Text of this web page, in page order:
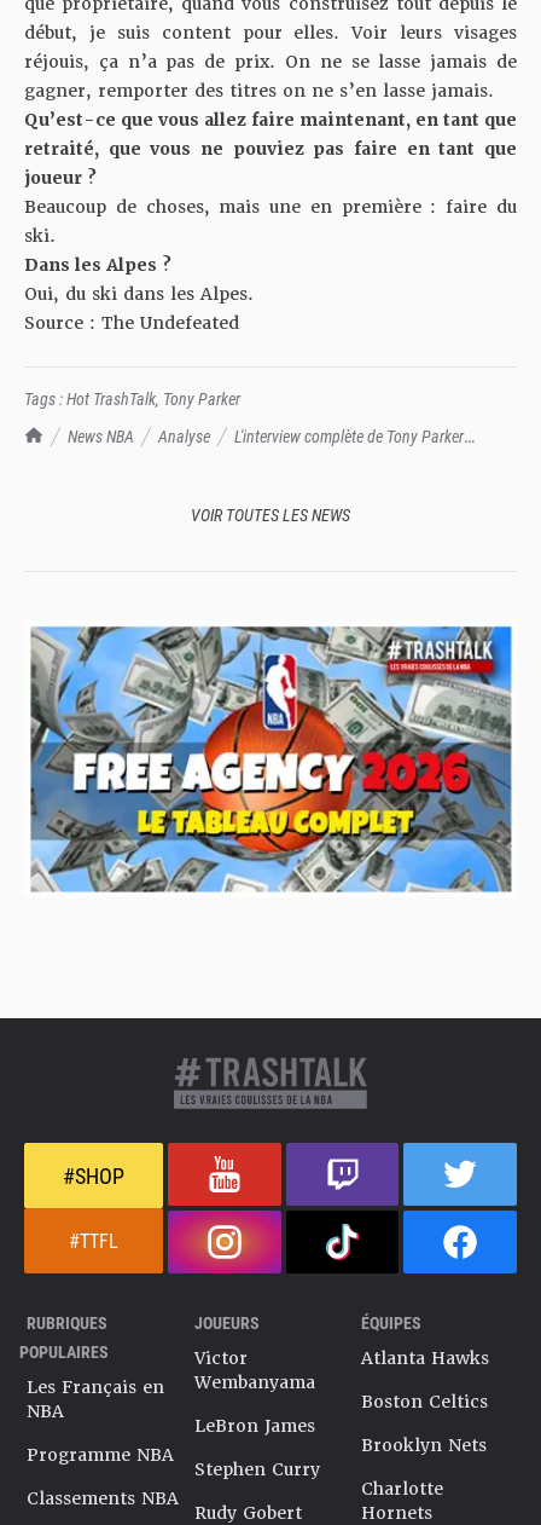
TrashTalk Actu NBA
News NBA Analyse
L'interview complète de Tony Parker
début, je suis content pour elles. Voir leurs visages
réjouis, ça n’a pas de prix. On ne se lasse jamais de
gagner, remporter des titres on ne s’en lasse jamais.
Qu’est-ce que vous allez faire maintenant, en tant que
retraité, que vous ne pouviez pas faire en tant que
joueur ?
Beaucoup de choses, mais une en première : faire du
ski.
Dans les Alpes ?
Oui, du ski dans les Alpes.
Source : The Undefeated
Tags :Hot TrashTalk, Tony Parker
VOIR TOUTES LES NEWS
#SHOP
#TTFL
RUBRIQUES
POPULAIRES
Les Français en
NBA
Programme NBA
Classements NBA
JOUEURS
Victor
Wembanyama
LeBron James
Stephen Curry
Rudy Gobert
ÉQUIPES
Atlanta Hawks
Boston Celtics
Brooklyn Nets
Charlotte
Hornets